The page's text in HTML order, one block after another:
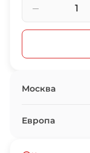
–
Москва
Европа